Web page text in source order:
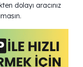
dolayı aracınız